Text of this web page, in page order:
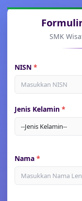
SMK
NISN
Jenis Kelamin
Nama